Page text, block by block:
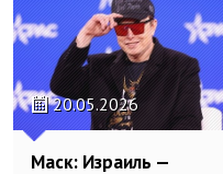
20.05.2026
Маск: Израиль —